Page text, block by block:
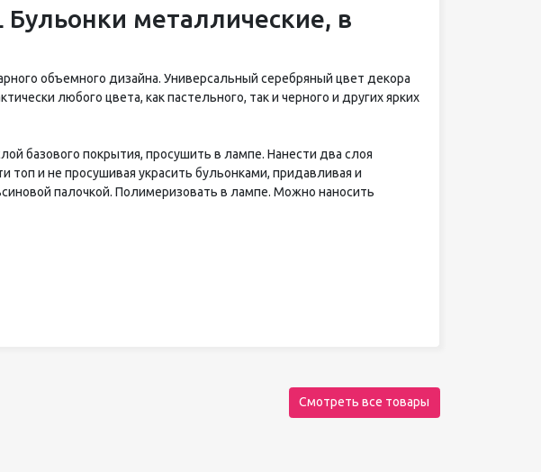
Бульонки металлические, в
объемного дизайна. Универсальный серебряный цвет декора
любого цвета, как пастельного, так и черного и других ярких
базового покрытия, просушить в лампе. Нанести два слоя
топ и не просушивая украсить бульонками, придавливая и
палочкой. Полимеризовать в лампе. Можно наносить
Смотреть все товары